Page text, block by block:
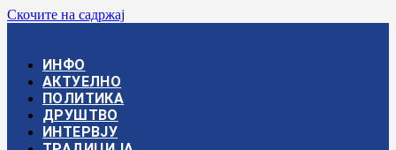
Скочите на садржај
ИНФО
АКТУЕЛНО
ПОЛИТИКА
ДРУШТВО
ИНТЕРВЈУ